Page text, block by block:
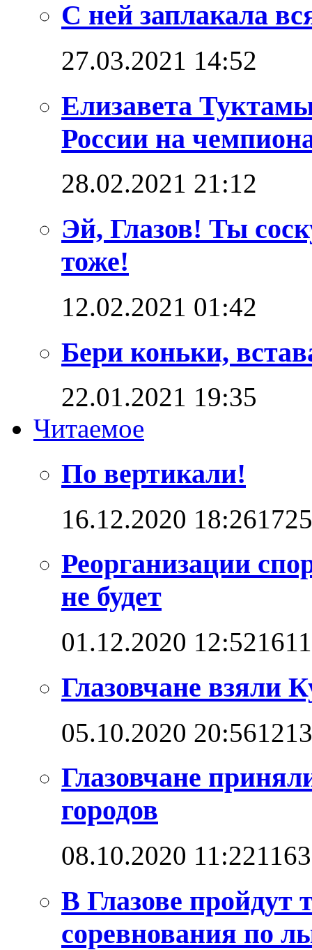
С ней заплакала
27.03.2021 14:52
Елизавета
России на
28.02.2021 21:12
Эй, Глазов! Ты
тоже!
12.02.2021 01:42
Бери коньки,
22.01.2021 19:35
Читаемое
По вертикали!
16.12.2020 18:26
Реорганизации
не будет
01.12.2020 12:52
Глазовчане взяли
05.10.2020 20:56
Глазовчане
городов
08.10.2020 11:22
В Глазове
соревнования по